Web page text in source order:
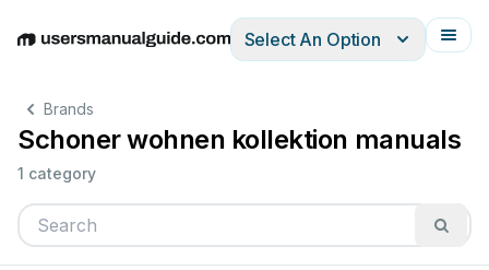
EnglishDeutschEspañolItalianoFrançais
Select An Option
Brands
Schoner wohnen kollektion manuals
1 category